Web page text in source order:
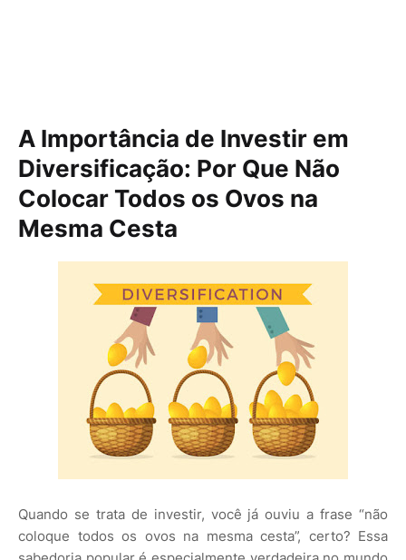
A Importância de Investir em
Diversificação: Por Que Não
Colocar Todos os Ovos na
Mesma Cesta
Quando se trata de investir, você já ouviu a frase “não
coloque todos os ovos na mesma cesta”, certo? Essa